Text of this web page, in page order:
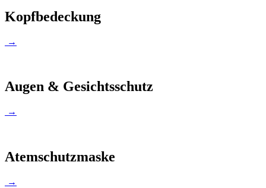
Kopfbedeckung
→
Augen & Gesichtsschutz
→
Atemschutzmaske
→